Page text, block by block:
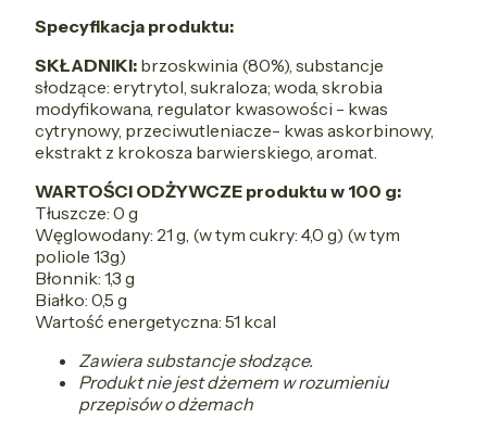
Specyfikacja produktu:
SKŁADNIKI: brzoskwinia (80%), substancje
słodzące: erytrytol, sukraloza; woda, skrobia
modyfikowana, regulator kwasowości - kwas
cytrynowy, przeciwutleniacze- kwas askorbinowy,
ekstrakt z krokosza barwierskiego, aromat.
WARTOŚCI ODŻYWCZE produktu w 100 g:
Tłuszcze: 0 g
Węglowodany: 21 g, (w tym cukry: 4,0 g) (w tym
poliole 13g)
Błonnik: 1,3 g
Białko: 0,5 g
Wartość energetyczna: 51 kcal
Zawiera substancje słodzące.
Produkt nie jest dżemem w rozumieniu
przepisów o dżemach